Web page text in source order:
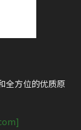
全方位的优质原